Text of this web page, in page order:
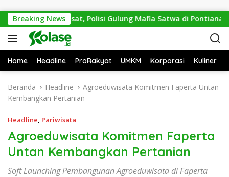
Breaking News
Mitos Sesat, Polisi Gulung Mafia Satwa di Pontianak
Home Headline ProRakyat UMKM Korporasi Kuliner
Beranda Headline
Agroeduwisata Komitmen Faperta Untan
Kembangkan Pertanian
Headline, Pariwisata
Agroeduwisata Komitmen Faperta
Untan Kembangkan Pertanian
Soft Launching Pembangunan Agroeduwisata di Faperta